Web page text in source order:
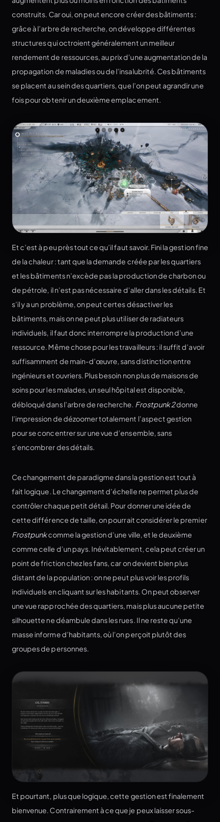
construits. Car oui, on peut encore créer des bâtiments :
grâce à l’arbre de recherche, on développe différentes
structures qui octroient généralement un meilleur
rendement de ressources, au prix d’une augmentation de la
propagation de maladies ou de l’insalubrité. Ces bâtiments
se placent au sein des quartiers, que l’on peut agrandir une
fois pour obtenir un deuxième emplacement.
Et c’est à peu près tout ce qu’il faut savoir. Fini la gestion fine
de la chaleur : tant que la demande créée par les quartiers
et les bâtiments n’excède pas la production de charbon ou
de pétrole, il n’est pas nécessaire d’aller dans les détails. Et
s’il y a un problème, on peut certes désactiver les
bâtiments, mais on ne peut plus utiliser de radiateurs
individuels, il faut donc interrompre la production d’une
ressource. Même chose pour les travailleurs : il suffit d’avoir
suffisamment de main-d’œuvre, sans distinction entre
ingénieurs et ouvriers. Plus besoin non plus de maisons de
soins pour les malades, un seul hôpital est disponible,
débloqué dans l’arbre de recherche. Frostpunk 2donne
l’impression de dézoomer totalement l’aspect gestion
pour se concentrer sur une vue d’ensemble, sans
s’encombrer des détails.
Ce changement de paradigme dans la gestion est tout à
fait logique. Le changement d’échelle ne permet plus de
contrôler chaque petit détail. Pour donner une idée de
cette différence de taille, on pourrait considérer le premier
Frostpunkcomme la gestion d’une ville, et le deuxième
comme celle d’un pays. Inévitablement, cela peut créer un
point de friction chez les fans, car on devient bien plus
distant de la population : on ne peut plus voir les profils
individuels en cliquant sur les habitants. On peut observer
une vue rapprochée des quartiers, mais plus aucune petite
silhouette ne déambule dans les rues. Il ne reste qu’une
masse informe d’habitants, où l’on perçoit plutôt des
groupes de personnes.
Et pourtant, plus que logique, cette gestion est finalement
bienvenue. Contrairement à ce que je peux laisser sous-